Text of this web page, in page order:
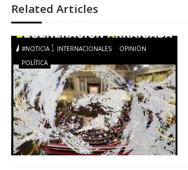
g
a
c
i
ó
Related Articles
#NOTICIA INTERNACIONALES
OPINIÓN
POLÍTICA